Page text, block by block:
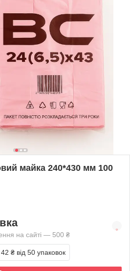
майка 240*430 мм 100
на сайті — 500 ₴
42 ₴ від 50 упаковок